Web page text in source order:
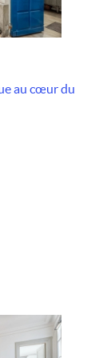
au cœur du